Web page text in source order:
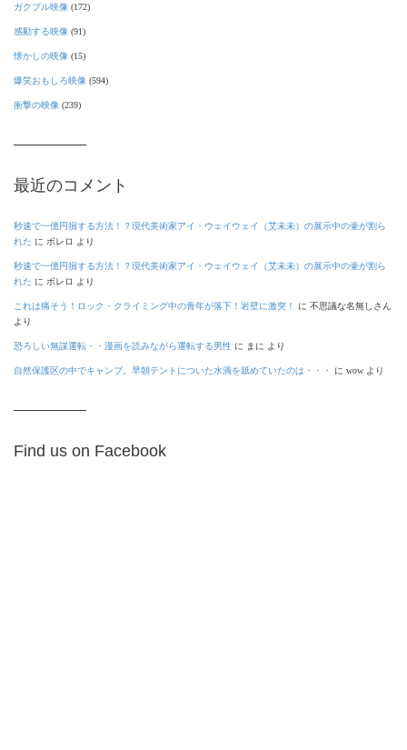
ガクブル映像 (172)
感動する映像 (91)
懐かしの映像 (15)
爆笑おもしろ映像 (594)
衝撃の映像 (239)
最近のコメント
秒速で一億円損する方法！？現代美術家アイ・ウェイウェイ（艾未未）の展示中の壷が割ら
れた に ボレロ より
秒速で一億円損する方法！？現代美術家アイ・ウェイウェイ（艾未未）の展示中の壷が割ら
れた に ボレロ より
これは痛そう！ロック・クライミング中の青年が落下！岩壁に激突！ に 不思議な名無しさん
より
恐ろしい無謀運転・・漫画を読みながら運転する男性 に まに より
自然保護区の中でキャンプ。早朝テントについた水滴を舐めていたのは・・・ に wow より
Find us on Facebook